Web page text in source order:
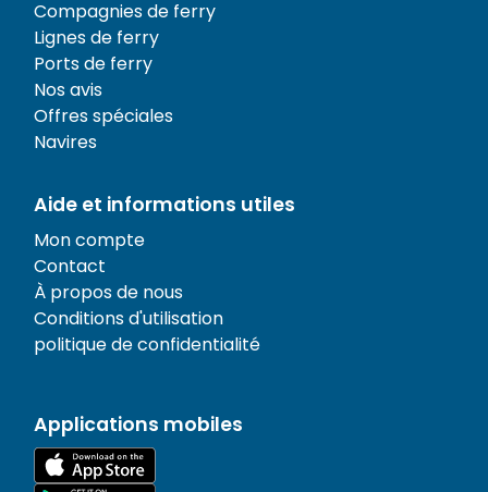
Compagnies de ferry
Lignes de ferry
Ports de ferry
Nos avis
Offres spéciales
Navires
Aide et informations utiles
Mon compte
Contact
À propos de nous
Conditions d'utilisation
politique de confidentialité
Applications mobiles